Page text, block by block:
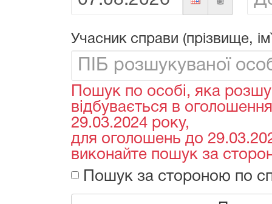
Учасник справи (прізвище,
Пошук по особі, яка
відбувається в
29.03.2024 року,
для оголошень до
виконайте пошук за
Пошук за стороною по